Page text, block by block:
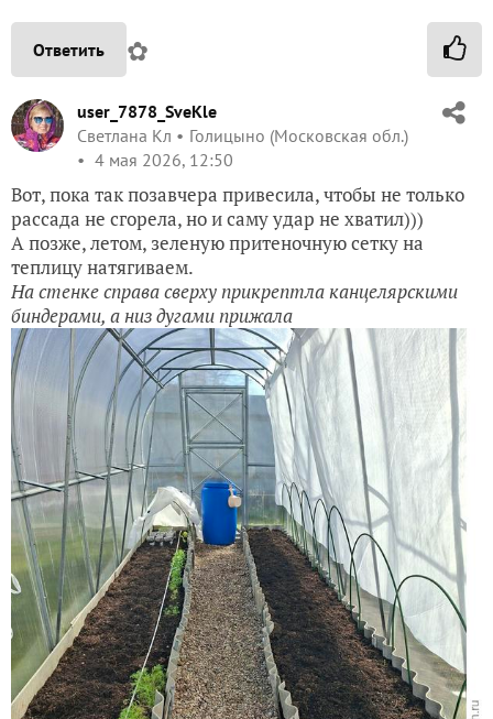
Ответить ✿
user_7878_SveKle
Светлана Кл
Голицыно (Московская обл.)
4 мая 2026, 12:50
Вот, пока так позавчера привесила, чтобы не только
рассада не сгорела, но и саму удар не хватил)))
А позже, летом, зеленую притеночную сетку на
теплицу натягиваем.
На стенке справа сверху прикрептла канцелярскими
биндерами, а низ дугами прижала